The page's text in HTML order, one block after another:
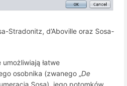
Stradonitz, d’Aboville oraz Sosa-
łatwe
osobnika (zwanego „De